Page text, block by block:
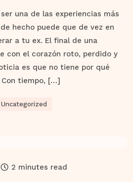
una de las experiencias más
hecho puede que de vez en
a tu ex. El final de una
con el corazón roto, perdido y
es que no tiene por qué
Con tiempo, […]
Uncategorized
2 minutes read